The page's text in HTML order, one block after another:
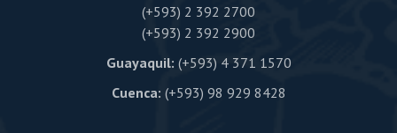
(+593) 2 392 2700
(+593) 2 392 2900
Guayaquil: (+593) 4 371 1570
Cuenca: (+593) 98 929 8428